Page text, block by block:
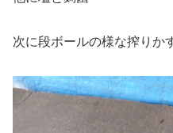
次に段ボールの様な搾りか